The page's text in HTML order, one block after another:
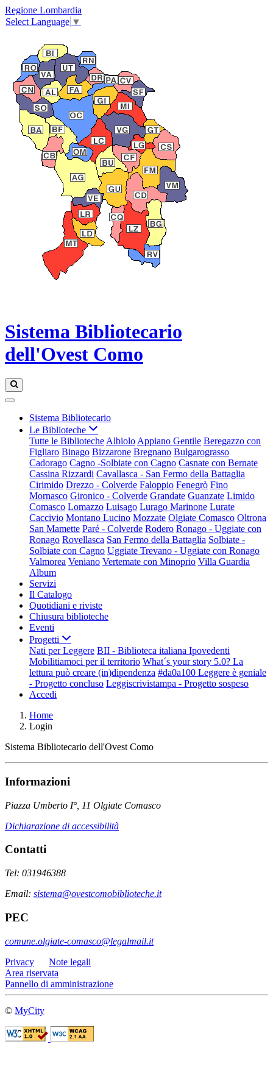
Regione Lombardia
Select Language ▼
Sistema Bibliotecario
dell'Ovest Como
Sistema Bibliotecario
Le Biblioteche
Tutte le Biblioteche Albiolo Appiano Gentile Beregazzo con
Figliaro Binago Bizzarone Bregnano Bulgarograsso
Cadorago Cagno -Solbiate con Cagno Casnate con Bernate
Cassina Rizzardi Cavallasca - San Fermo della Battaglia
Cirimido Drezzo - Colverde Faloppio Fenegrò Fino
Mornasco Gironico - Colverde Grandate Guanzate Limido
Comasco Lomazzo Luisago Lurago Marinone Lurate
Caccivio Montano Lucino Mozzate Olgiate Comasco Oltrona
San Mamette Paré - Colverde Rodero Ronago - Uggiate con
Ronago Rovellasca San Fermo della Battaglia Solbiate -
Solbiate con Cagno Uggiate Trevano - Uggiate con Ronago
Valmorea Veniano Vertemate con Minoprio Villa Guardia
Album
Servizi
Il Catalogo
Quotidiani e riviste
Chiusura biblioteche
Eventi
Progetti
Nati per Leggere BII - Biblioteca italiana Ipovedenti
Mobilitiamoci per il territorio What´s your story 5.0? La
lettura può creare (in)dipendenza #da0a100 Leggere è geniale
- Progetto concluso Leggiscrivistampa - Progetto sospeso
Accedi
Home
Login
Sistema Bibliotecario dell'Ovest Como
Informazioni
Piazza Umberto I°, 11 Olgiate Comasco
Dichiarazione di accessibilità
Contatti
Tel: 031946388
Email: sistema@ovestcomobiblioteche.it
PEC
comune.olgiate-comasco@legalmail.it
Privacy
Note legali
Area riservata
Pannello di amministrazione
© MyCity